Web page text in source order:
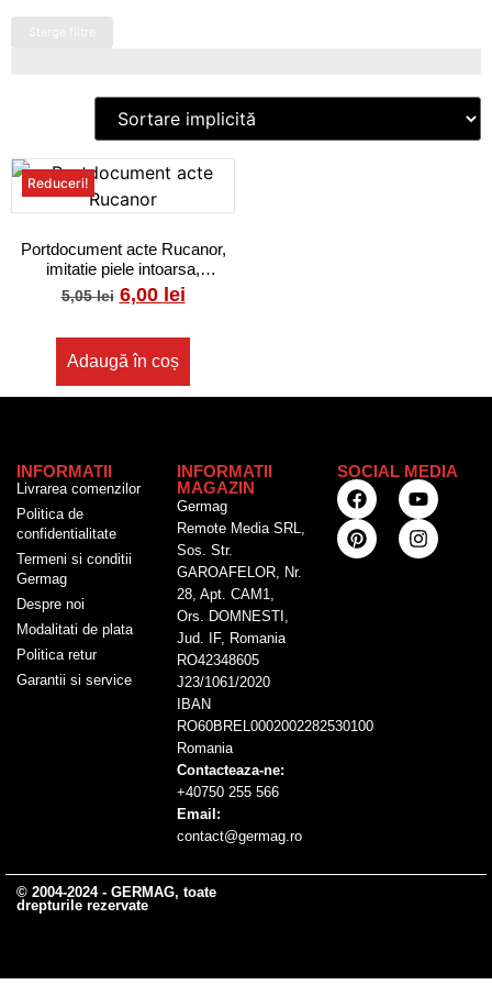
Sterge filtre
Reduceri!
Portdocument acte Rucanor,
imitatie piele intoarsa,
17.5x13x2 cm, Antracit
5,05lei 6,00 lei
Adaugă în coș
INFORMATII
Livrarea comenzilor
Politica de
confidentialitate
Termeni si conditii
Germag
Despre noi
Modalitati de plata
Politica retur
Garantii si service
INFORMATII
MAGAZIN
Germag
Remote Media SRL,
Sos. Str.
GAROAFELOR, Nr.
28, Apt. CAM1,
Ors. DOMNESTI,
Jud. IF, Romania
RO42348605
J23/1061/2020
IBAN
RO60BREL0002002282530100
Romania
Contacteaza-ne:
+40750 255 566
Email:
contact@germag.ro
SOCIAL MEDIA
© 2004-2024 - GERMAG, toate
drepturile rezervate